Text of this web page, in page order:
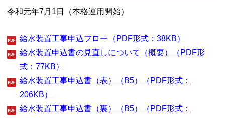
令和元年7月1日（本格運用開始）
給水装置工事申込フロー（PDF形式：38KB）
給水装置申込書の見直しについて（概要）（PDF形
式：77KB）
給水装置工事申込書（表）（B5）（PDF形式：
206KB）
給水装置工事申込書（裏）（B5）（PDF形式：